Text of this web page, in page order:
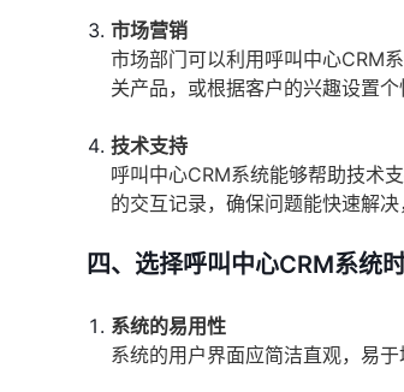
市场营销
市场部门可以利用呼叫中心CRM
关产品，或根据客户的兴趣设置个
技术支持
呼叫中心CRM系统能够帮助技术
的交互记录，确保问题能快速解决
四、选择呼叫中心CRM系统
系统的易用性
系统的用户界面应简洁直观，易